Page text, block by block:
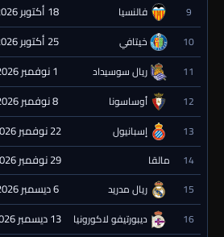
9 فالنسيا 18 أكتوبر 2026 - 20:00
10 خيتافي 25 أكتوبر 2026 - 20:00
11 ريال سوسيداد 1 نوفمبر 2026 - 19:00
12 أوساسونا 8 نوفمبر 2026 - 19:00
13 إسبانيول 22 نوفمبر 2026 - 19:00
14 مالقا 29 نوفمبر 2026 - 19:00
15 ريال مدريد 6 ديسمبر 2026 - 19:00
16 ديبورتيفو لاكورونيا 13 ديسمبر 2026 - 19:00